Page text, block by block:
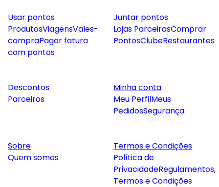
Usar pontos
ProdutosViagensVales-
compraPagar fatura
com pontos
Juntar pontos
Lojas ParceirasComprar
PontosClubeRestaurantes
Descontos
Parceiros
Minha conta
Meu PerfilMeus
PedidosSegurança
Sobre
Quem somos
Termos e Condições
Política de
PrivacidadeRegulamentos,
Termos e Condições